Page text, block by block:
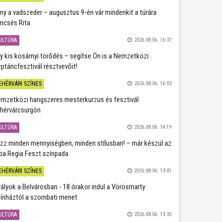
a vadszeder – augusztus 9-én vár mindenkit a túrára
Rita
2026.08.06. 16:37
kis kosárnyi törődés – segítse Ön is a Nemzetközi
résztvevőit!
SZÍNES 2026.08.06. 16:03
hangszeres mesterkurzus és fesztivál
2026.08.06. 14:19
minden mennyiségben, minden stílusban! – már készül az
Regia Feszt színpada
SZÍNES 2026.08.06. 13:41
a Belvárosban - 18 órakor indul a Vörösmarty
a szombati menet
2026.08.06. 13:35